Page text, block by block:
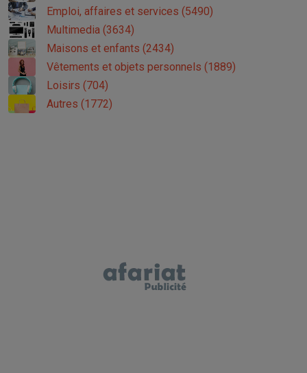
Emploi, affaires et services (5490)
Multimedia (3634)
Maisons et enfants (2434)
Vêtements et objets personnels (1889)
Loisirs (704)
Autres (1772)